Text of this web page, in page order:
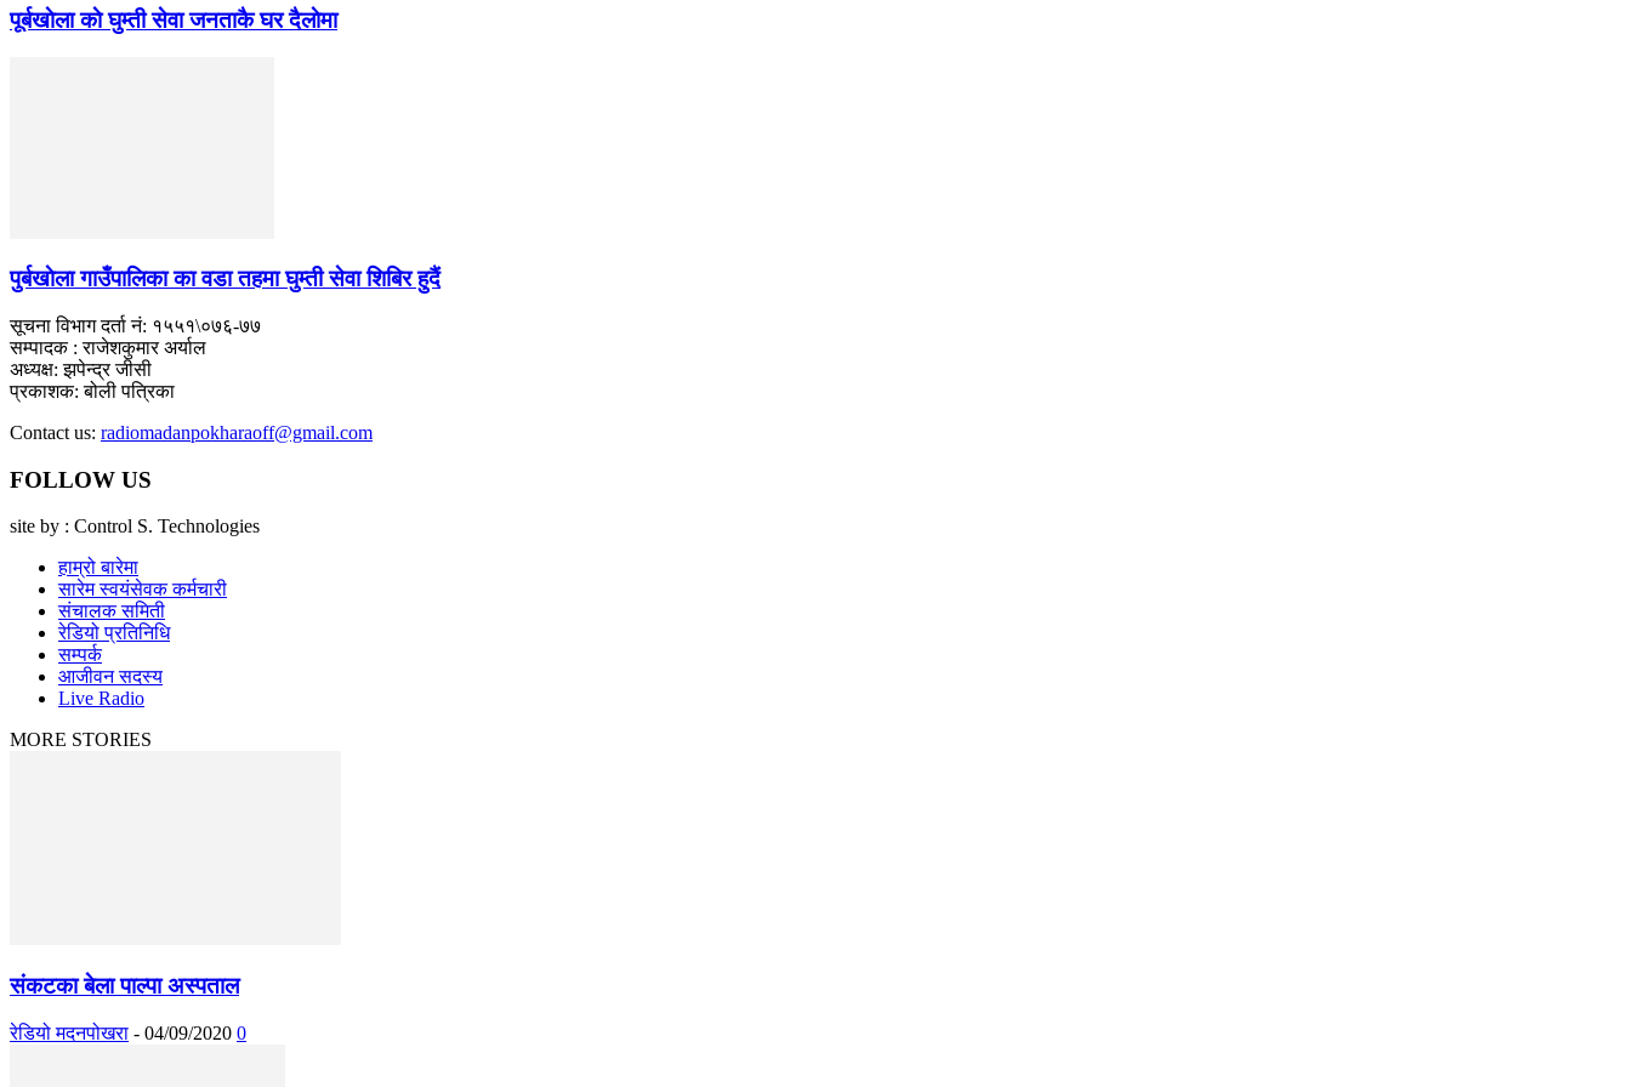
पूर्बखाेला काे घुम्ती सेवा जनताकै घर दैलाेमा
पुर्बखाेला गाउँपालिका का वडा तहमा घुम्ती सेवा शिबिर हुदैं
सूचना विभाग दर्ता नं: १५५१\०७६-७७
सम्पादक : राजेशकुमार अर्याल
अध्यक्ष: झपेन्द्र जीसी
प्रकाशक: बोली पत्रिका
Contact us: radiomadanpokharaoff@gmail.com
FOLLOW US
site by : Control S. Technologies
हाम्रो बारेमा
सारेम स्वयंसेवक कर्मचारी
संचालक समिती
रेडियो प्रतिनिधि
सम्पर्क
आजीवन सदस्य
Live Radio
MORE STORIES
संकटका बेला पाल्पा अस्पताल
रेडियो मदनपोखरा - 04/09/2020 0